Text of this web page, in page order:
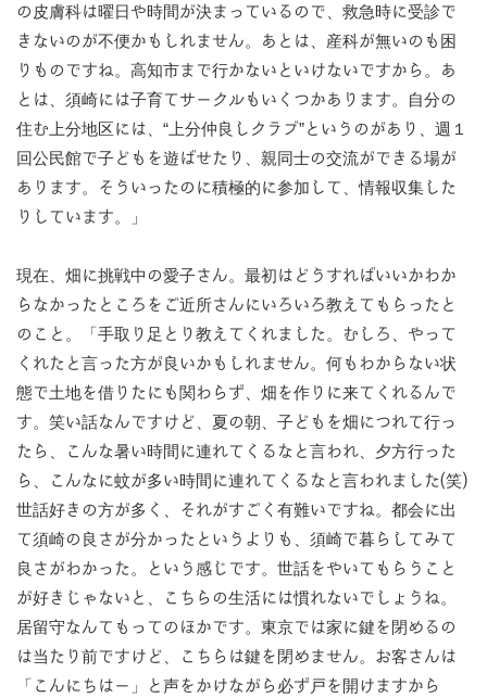
の皮膚科は曜日や時間が決まっているので、救急時に受診で
きないのが不便かもしれません。あとは、産科が無いのも困
りものですね。高知市まで行かないといけないですから。あ
とは、須崎には子育てサークルもいくつかあります。自分の
住む上分地区には、“上分仲良しクラブ”というのがあり、週１
回公民館で子どもを遊ばせたり、親同士の交流ができる場が
あります。そういったのに積極的に参加して、情報収集した
りしています。」
現在、畑に挑戦中の愛子さん。最初はどうすればいいかわか
らなかったところをご近所さんにいろいろ教えてもらったと
のこと。「手取り足とり教えてくれました。むしろ、やって
くれたと言った方が良いかもしれません。何もわからない状
態で土地を借りたにも関わらず、畑を作りに来てくれるんで
す。笑い話なんですけど、夏の朝、子どもを畑につれて行っ
たら、こんな暑い時間に連れてくるなと言われ、夕方行った
ら、こんなに蚊が多い時間に連れてくるなと言われました(笑)
世話好きの方が多く、それがすごく有難いですね。都会に出
て須崎の良さが分かったというよりも、須崎で暮らしてみて
良さがわかった。という感じです。世話をやいてもらうこと
が好きじゃないと、こちらの生活には慣れないでしょうね。
居留守なんてもってのほかです。東京では家に鍵を閉めるの
は当たり前ですけど、こちらは鍵を閉めません。お客さんは
「こんにちはー」と声をかけながら必ず戸を開けますから